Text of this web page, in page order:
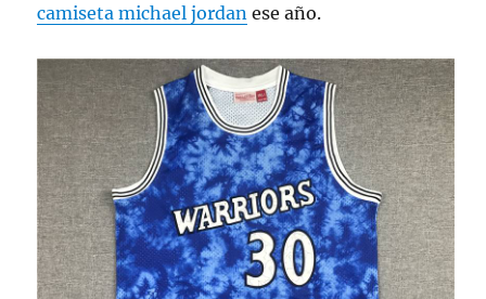
camiseta michael jordan ese año.